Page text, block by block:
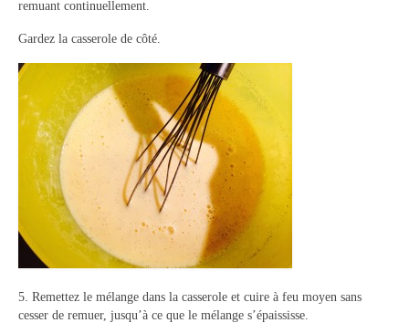
remuant continuellement.
Gardez la casserole de côté.
5. Remettez le mélange dans la casserole et cuire à feu moyen sans
cesser de remuer, jusqu’à ce que le mélange s’épaississe.